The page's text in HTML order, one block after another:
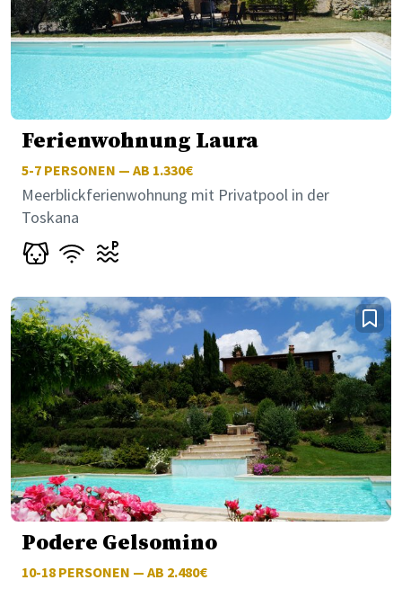
Ferienwohnung Laura
5-7 PERSONEN — AB 1.330€
Meerblickferienwohnung mit Privatpool in der
Toskana
Podere Gelsomino
10-18 PERSONEN — AB 2.480€